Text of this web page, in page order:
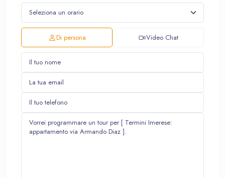
Di persona Video Chat